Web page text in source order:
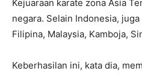
Kejuaraan karate zona Asia
negara. Selain Indonesia,
Filipina, Malaysia, Kamboja,
Keberhasilan ini, kata dia,